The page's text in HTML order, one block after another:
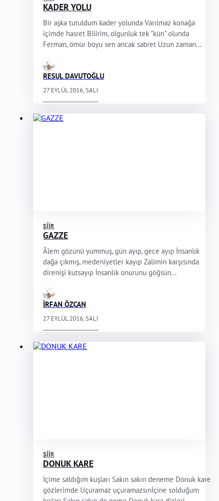
KADER YOLU
Bir aşka tutuldum kader yolunda Varılmaz konağa
içimde hasret Bilirim, olgunluk tek "kün" olunda
Ferman, ömür boyu sen ancak sabret Uzun zaman...
RESUL DAVUTOĞLU
27 EYLÜL 2016, SALI
ŞIIR
GAZZE
Âlem gözünü yummuş, gün ayıp, gece ayıp İnsanlık
dağa çıkmış, medeniyetler kayıp Zalimin karşısında
direnişi kutsayıp İnsanlık onurunu göğsün...
İRFAN ÖZCAN
27 EYLÜL 2016, SALI
ŞIIR
DONUK KARE
İçime saldığım kuşları Sakın sakın deneme Donuk kare
gözlerimde Uçuramaz uçuramazsınİçine solduğum